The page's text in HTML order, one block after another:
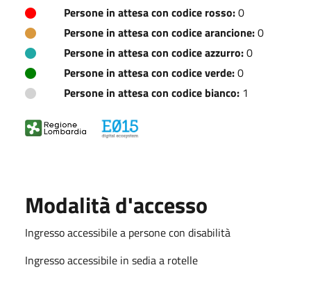
Persone in attesa con codice rosso:0
Persone in attesa con codice arancione:0
Persone in attesa con codice azzurro:0
Persone in attesa con codice verde:0
Persone in attesa con codice bianco: 1
Modalità d'accesso
Ingresso accessibile a persone con disabilità
Ingresso accessibile in sedia a rotelle